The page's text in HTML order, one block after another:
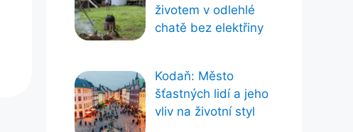
životem v odlehlé
chatě bez elektřiny
Kodaň: Město
šťastných lidí a jeho
vliv na životní styl